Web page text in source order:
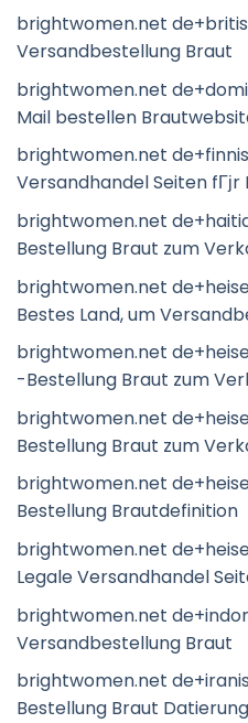
brightwomen.net
Versandbestellung Braut
brightwomen.net
Mail bestellen
brightwomen.net
Versandhandel Seiten fГјr
brightwomen.net
Bestellung Braut zum
brightwomen.net
Bestes Land, um
brightwomen.net
-Bestellung Braut zum
brightwomen.net
Bestellung Braut zum
brightwomen.net
Bestellung Brautdefinition
brightwomen.net
Legale Versandhandel
brightwomen.net
Versandbestellung Braut
brightwomen.net
Bestellung Braut Datierung